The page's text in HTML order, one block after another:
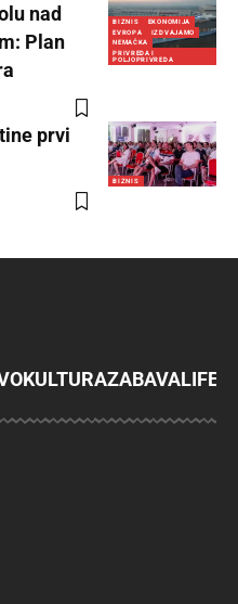
BIZNIS
EKONOMIJA
EVROPA
IZDVAJAMO
NEMAČKA
PRIVREDA I
POLJOPRIVREDA
nad
Plan
BIZNIS
prvi
KULTURAZABAVA